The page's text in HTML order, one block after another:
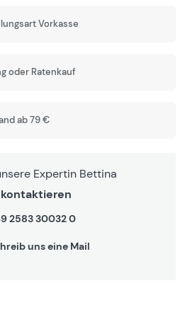
Vorkasse
oder Ratenkauf
ab 79 €
Expertin Bettina
2583 30032 0
uns eine Mail